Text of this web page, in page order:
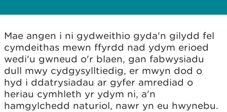
Mae angen i ni gydweithio gyda'n gilydd fel
cymdeithas mewn ffyrdd nad ydym erioed
wedi'u gwneud o'r blaen, gan fabwysiadu
dull mwy cydgysylltiedig, er mwyn dod o
hyd i ddatrysiadau ar gyfer amrediad o
heriau cymhleth yr ydym ni, a'n
hamgylchedd naturiol, nawr yn eu hwynebu.